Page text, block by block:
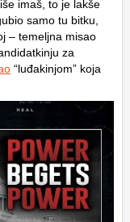
imaš, to je lakše
samo tu bitku,
– temeljna misao
za
“luđakinjom” koja